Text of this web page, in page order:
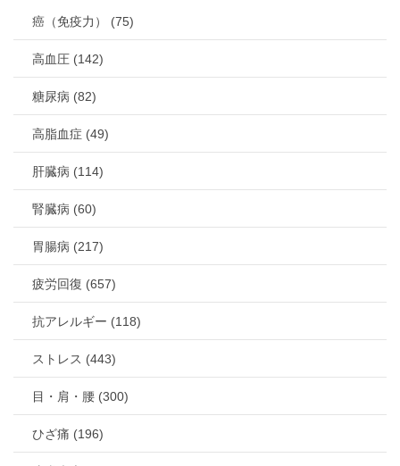
癌（免疫力） (75)
高血圧 (142)
糖尿病 (82)
高脂血症 (49)
肝臓病 (114)
腎臓病 (60)
胃腸病 (217)
疲労回復 (657)
抗アレルギー (118)
ストレス (443)
目・肩・腰 (300)
ひざ痛 (196)